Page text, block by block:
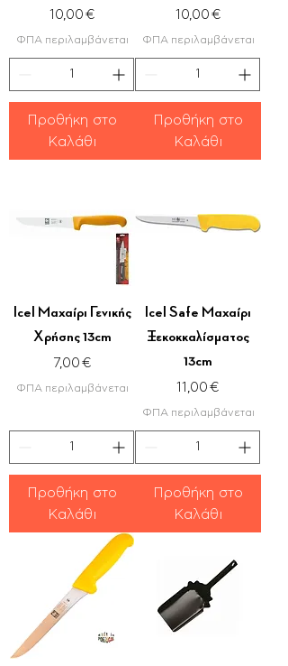
Τιμή
10,00 €
ΦΠΑ περιλαμβάνεται
Προθήκη στο
Καλάθι
Τιμή
10,00 €
ΦΠΑ περιλαμβάνεται
Προθήκη στο
Καλάθι
Icel Μαχαίρι Γενικής
Χρήσης 13cm
Τιμή
7,00 €
ΦΠΑ περιλαμβάνεται
Προθήκη στο
Καλάθι
Icel Safe Μαχαίρι
Ξεκοκκαλίσματος
13cm
Τιμή
11,00 €
ΦΠΑ περιλαμβάνεται
Προθήκη στο
Καλάθι